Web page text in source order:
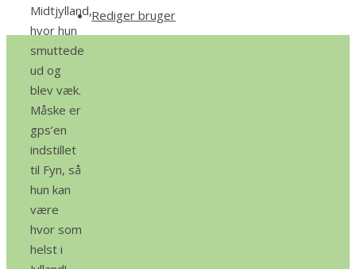
Midtjylland,
hvor hun
smuttede
ud og
blev væk.
Måske er
gps’en
indstillet
til Fyn, så
hun kan
være
hvor som
helst i
Rediger bruger